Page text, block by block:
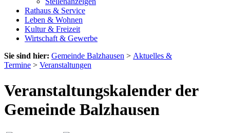
Rathaus & Service
Leben & Wohnen
Kultur & Freizeit
Wirtschaft & Gewerbe
Sie sind hier: Gemeinde Balzhausen > Aktuelles &
Termine > Veranstaltungen
Veranstaltungskalender der
Gemeinde Balzhausen